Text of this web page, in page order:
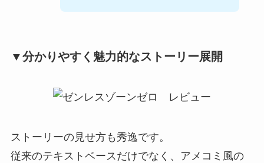
▼分かりやすく魅力的なストーリー展開
ストーリーの見せ方も秀逸です。
従来のテキストベースだけでなく、アメコミ風の